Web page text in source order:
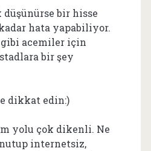
bir hisse
hata yapabiliyor.
gibi acemiler için
bir şey
dikkat edin:)
yolu çok dikenli. Ne
internetsiz,